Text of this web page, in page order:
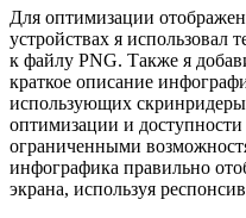
Для оптимизации
устройствах я использовал
к файлу PNG. Также я
краткое описание
использующих
оптимизации и доступности
ограниченными
инфографика правильно
экрана, используя